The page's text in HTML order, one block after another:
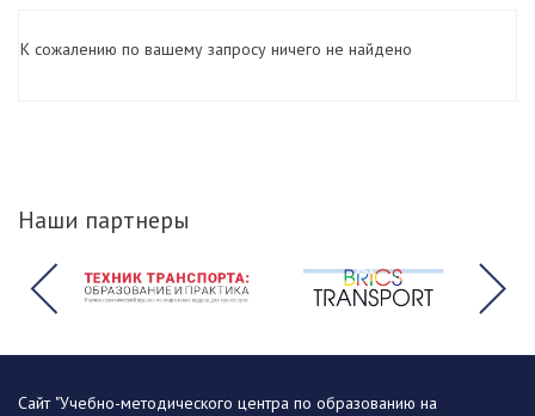
К сожалению по вашему запросу ничего не найдено
Наши партнеры
Сайт "Учебно-методического центра по образованию на